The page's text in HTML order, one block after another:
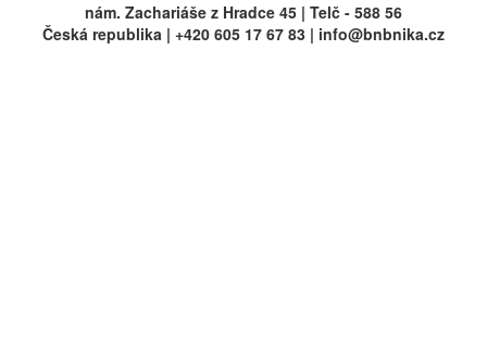
nám. Zachariáše z Hradce 45 | Telč - 588 56
Česká republika | +420 605 17 67 83 | info@bnbnika.cz